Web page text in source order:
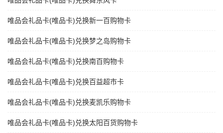
唯品会礼品卡(唯品卡)兑换新一百购物卡
唯品会礼品卡(唯品卡)兑换梦之岛购物卡
唯品会礼品卡(唯品卡)兑换南百购物卡
唯品会礼品卡(唯品卡)兑换百益超市卡
唯品会礼品卡(唯品卡)兑换麦凯乐购物卡
唯品会礼品卡(唯品卡)兑换太阳百货购物卡